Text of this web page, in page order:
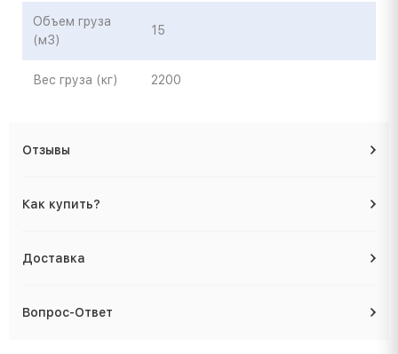
Объем груза
(м3)
15
Вес груза (кг) 2200
Отзывы
Как купить?
Доставка
Вопрос-Ответ